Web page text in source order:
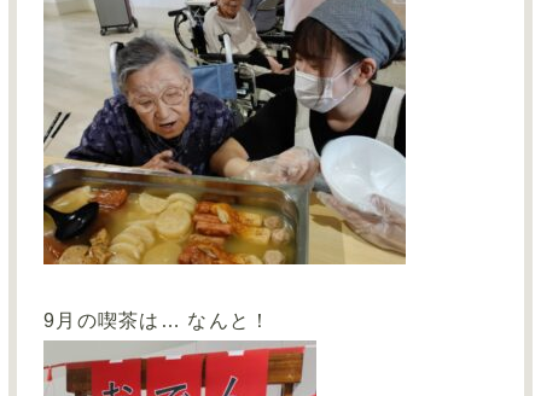
9 月の喫茶は… なんと！